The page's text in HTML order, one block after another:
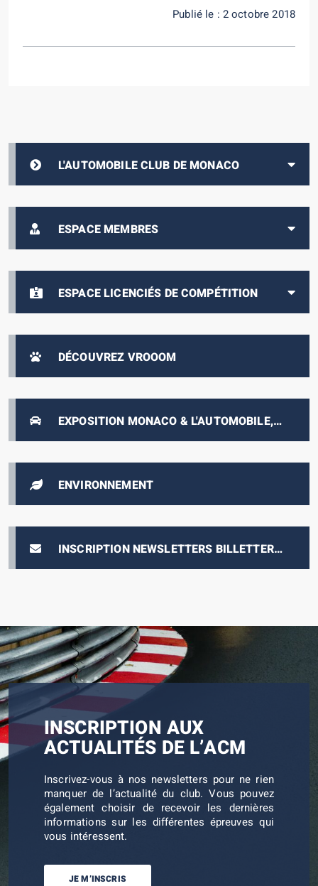
L'AUTOMOBILE CLUB DE MONACO
ESPACE MEMBRES
ESPACE LICENCIÉS DE COMPÉTITION
DÉCOUVREZ VROOOM
EXPOSITION MONACO & L'AUTOMOBILE,
DE 1893 À NOS JOURS
ENVIRONNEMENT
INSCRIPTION NEWSLETTERS BILLETTERIE
E-PRIX
Publié le : 2 octobre 2018
INSCRIPTION AUX
ACTUALITÉS DE L’ACM
Inscrivez-vous à nos newsletters pour ne rien
manquer de l’actualité du club. Vous pouvez
également choisir de recevoir les dernières
informations sur les différentes épreuves qui
vous intéressent.
JE M’INSCRIS